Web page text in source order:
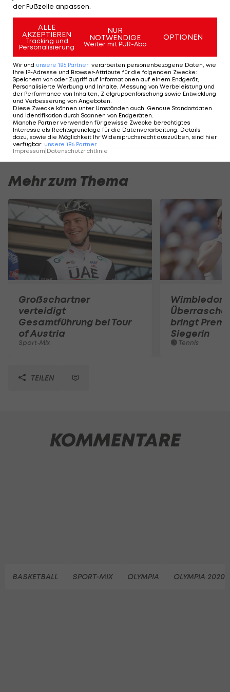
einer der beiden besten Gruppendritten aber
trotz zweier Niederlagen noch ins Viertelfinale -
erstmals seit Olympia 1992 in Barcelona. Die
Paarungen der ersten K.o.-Runde werden am
Sonntag fixiert.
Der legendäre Durchmarsch des FC
Wacker Tirol I #Zwarakonferenz History
Zwarakonferenz
Am Stammtisch
Christopher Knett
Stammtisch
Mehr zum Thema
Großschartner
verteidigt
Gesamtführung bei Tour
of Austria
Sport-Mix
Wimbledon:
bringt
Siegerin
Tennis
TEILEN
KOMMENTARE
BASKETBALL SPORT-MIX OLYMPIA OLYMPIA 2020
der Fußzeile anpassen.
ALLE
AKZEPTIEREN
Tracking und
Personalisierung
NUR
NOTWENDIGE
Weiter mit PUR-Abo
OPTIONEN
Wir und unsere 186 Partner verarbeiten personenbezogene Daten, wie
Ihre IP-Adresse und Browser-Attribute für die folgenden Zwecke:
Speichern von oder Zugriff auf Informationen auf einem Endgerät;
Personalisierte Werbung und Inhalte, Messung von Werbeleistung und
der Performance von Inhalten, Zielgruppenforschung sowie Entwicklung
und Verbesserung von Angeboten
Diese Zwecke können unter Umständen auch: Genaue Standortdaten
und Identifikation durch Scannen von Endgeräten
Manche Partner verwenden für gewisse Zwecke berechtigtes
Interesse als Rechtsgrundlage für die Datenverarbeitung. Details
dazu, sowie die Möglichkeit Ihr Widerspruchsrecht auszuüben, sind hier
verfügbar: unsere 186 Partner
Impressum|Datenschutzrichtlinie